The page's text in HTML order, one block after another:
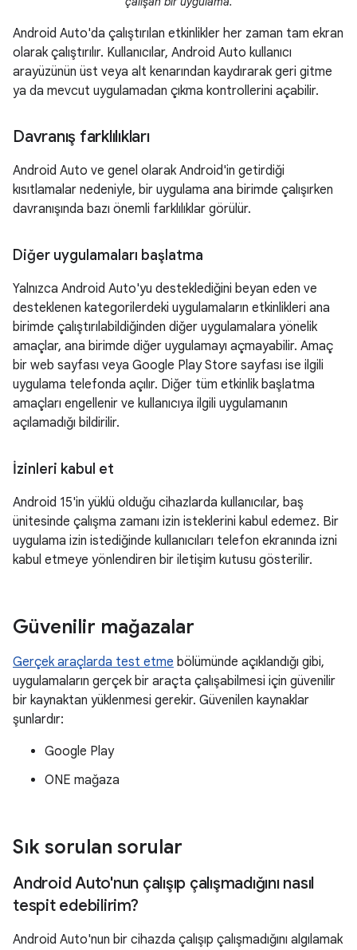
Android Auto'da çalıştırılan etkinlikler her zaman tam ekran
olarak çalıştırılır. Kullanıcılar, Android Auto kullanıcı
arayüzünün üst veya alt kenarından kaydırarak geri gitme
ya da mevcut uygulamadan çıkma kontrollerini açabilir.
Davranış farklılıkları
Android Auto ve genel olarak Android'in getirdiği
kısıtlamalar nedeniyle, bir uygulama ana birimde çalışırken
davranışında bazı önemli farklılıklar görülür.
Diğer uygulamaları başlatma
Yalnızca Android Auto'yu desteklediğini beyan eden ve
desteklenen kategorilerdeki uygulamaların etkinlikleri ana
birimde çalıştırılabildiğinden diğer uygulamalara yönelik
amaçlar, ana birimde diğer uygulamayı açmayabilir. Amaç
bir web sayfası veya Google Play Store sayfası ise ilgili
uygulama telefonda açılır. Diğer tüm etkinlik başlatma
amaçları engellenir ve kullanıcıya ilgili uygulamanın
açılamadığı bildirilir.
İzinleri kabul et
Android 15'in yüklü olduğu cihazlarda kullanıcılar, baş
ünitesinde çalışma zamanı izin isteklerini kabul edemez. Bir
uygulama izin istediğinde kullanıcıları telefon ekranında izni
kabul etmeye yönlendiren bir iletişim kutusu gösterilir.
Güvenilir mağazalar
Gerçek araçlarda test etme bölümünde açıklandığı gibi,
uygulamaların gerçek bir araçta çalışabilmesi için güvenilir
bir kaynaktan yüklenmesi gerekir. Güvenilen kaynaklar
şunlardır:
Google Play
ONE mağaza
Sık sorulan sorular
Android Auto'nun çalışıp çalışmadığını nasıl
tespit edebilirim?
Android Auto'nun bir cihazda çalışıp çalışmadığını algılamak